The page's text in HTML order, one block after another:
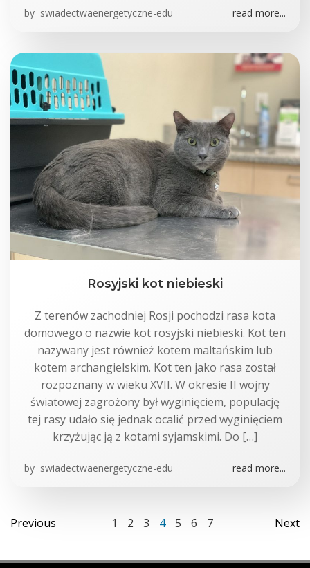
by swiadectwaenergetyczne-edu read more...
Rosyjski kot niebieski
Z terenów zachodniej Rosji pochodzi rasa kota
domowego o nazwie kot rosyjski niebieski. Kot ten
nazywany jest również kotem maltańskim lub
kotem archangielskim. Kot ten jako rasa został
rozpoznany w wieku XVII. W okresie II wojny
światowej zagrożony był wyginięciem, populację
tej rasy udało się jednak ocalić przed wyginięciem
krzyżując ją z kotami syjamskimi. Do […]
by swiadectwaenergetyczne-edu read more...
Posts
Previous
Posts
Page
1 Page
2 Page
3 Page
4 Page
5 Page
6 Page
7 Next